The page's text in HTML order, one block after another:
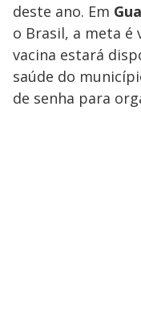
deste ano. Em
o Brasil, a meta é
vacina estará
saúde do
de senha para